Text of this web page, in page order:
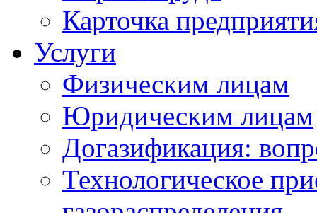
Карточка
Услуги
Физическим лицам
Юридическим лицам
Догазификация:
Технологическое